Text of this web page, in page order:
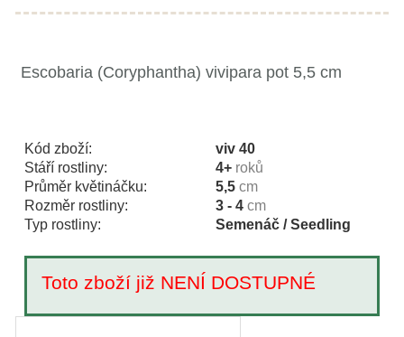
Escobaria (Coryphantha) vivipara pot 5,5 cm
Kód zboží:
viv 40
Stáří rostliny:
4+ roků
Průměr květináčku:
5,5 cm
Rozměr rostliny:
3 - 4 cm
Typ rostliny:
Semenáč / Seedling
Toto zboží již NENÍ DOSTUPNÉ